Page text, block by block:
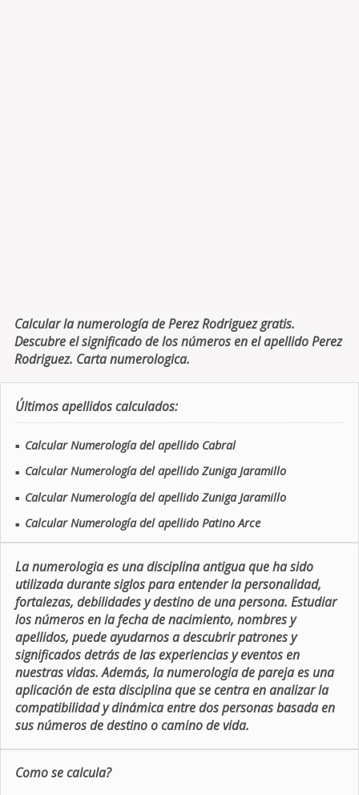
Calcular la numerología de Perez Rodriguez gratis.
Descubre el significado de los números en el apellido Perez
Rodriguez. Carta numerologica.
Últimos apellidos calculados:
■ Calcular Numerología del apellido Cabral
■ Calcular Numerología del apellido Zuniga Jaramillo
■ Calcular Numerología del apellido Zuniga Jaramillo
■ Calcular Numerología del apellido Patino Arce
La numerologia es una disciplina antigua que ha sido
utilizada durante siglos para entender la personalidad,
fortalezas, debilidades y destino de una persona. Estudiar
los números en la fecha de nacimiento, nombres y
apellidos, puede ayudarnos a descubrir patrones y
significados detrás de las experiencias y eventos en
nuestras vidas. Además, la numerologia de pareja es una
aplicación de esta disciplina que se centra en analizar la
compatibilidad y dinámica entre dos personas basada en
sus números de destino o camino de vida.
Como se calcula?